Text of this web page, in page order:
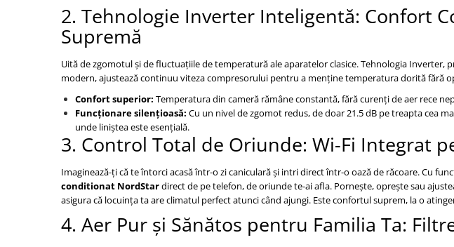
2. Tehnologie Inverter Inteligentă: Confort
Supremă
Uită de zgomotul și de fluctuațiile de temperatură ale aparatelor clasice. Tehnologia Inverter,
modern, ajustează continuu viteza compresorului pentru a menține temperatura dorită fără
Confort superior: Temperatura din cameră rămâne constantă, fără curenți de aer rece
Funcționare silențioasă: Cu un nivel de zgomot redus, de doar 21.5 dB pe treapta cea
unde liniștea este esențială.
3. Control Total de Oriunde: Wi-Fi Integrat
Imaginează-ți că te întorci acasă într-o zi caniculară și intri direct într-o oază de răcoare. Cu
conditionat NordStardirect de pe telefon, de oriunde te-ai afla. Pornește, oprește sau
asigura că locuința ta are climatul perfect atunci când ajungi. Este confortul suprem, la o
4. Aer Pur și Sănătos pentru Familia Ta: